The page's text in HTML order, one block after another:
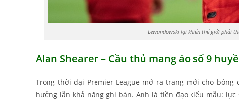
Lewandowski lại khiến thế giới phải
Alan Shearer – Cầu thủ mang áo số 9
Trong thời đại Premier League mở ra trang mới cho
hưởng lẫn khả năng ghi bàn. Anh là tiền đạo kiểu mẫu: